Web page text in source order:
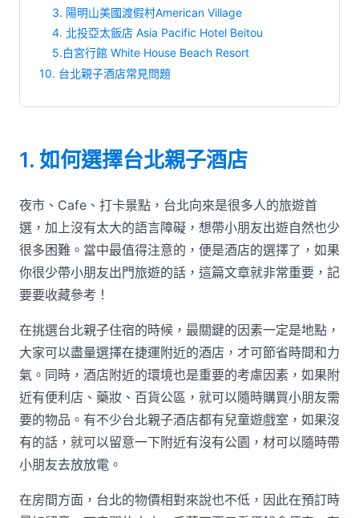
3. 陽明山美國渡假村American Village
4. 北投亞太飯店 Asia Pacific Hotel Beitou
5.白宮行館 White House Beach Resort
10. 台北親子酒店常見問題
1. 如何選擇台北親子酒店
夜市、Cafe、打卡景點，台北向來是很多人的旅遊首
選，加上沒有太大的語言障礙，想帶小朋友出遊自然也少
很多困難。當中最值得注意的，便是酒店的選擇了，如果
你很少帶小朋友出門旅遊的話，這篇文章就非常重要，記
要要收藏參考！
在挑選台北親子住宿的時候，最關鍵的因素一定是地點，
大家可以盡量選擇在捷運附近的酒店，才可節省時間和力
氣。同時，酒店附近的環境也是重要的考慮因素，如果附
近有便利店、藥妝、百貨公區，就可以隨時購買小朋友需
要的物品。有不少台北親子酒店都有兒童遊戲室，如果沒
有的話，就可以留意一下附近有沒有公園，材可以隨時帶
小朋友去放放電。
在房間方面，台北的物價相對來說也不低，因此在預訂時